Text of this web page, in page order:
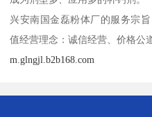
兴安南国金磊粉体厂的服务宗
值经营理念：诚信经营、价格公
m.glngjl.b2b168.com